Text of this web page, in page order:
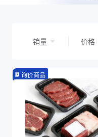
销量 价格
询价商品